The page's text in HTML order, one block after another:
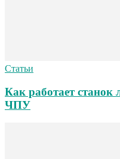
Статьи
Как работает станок
ЧПУ